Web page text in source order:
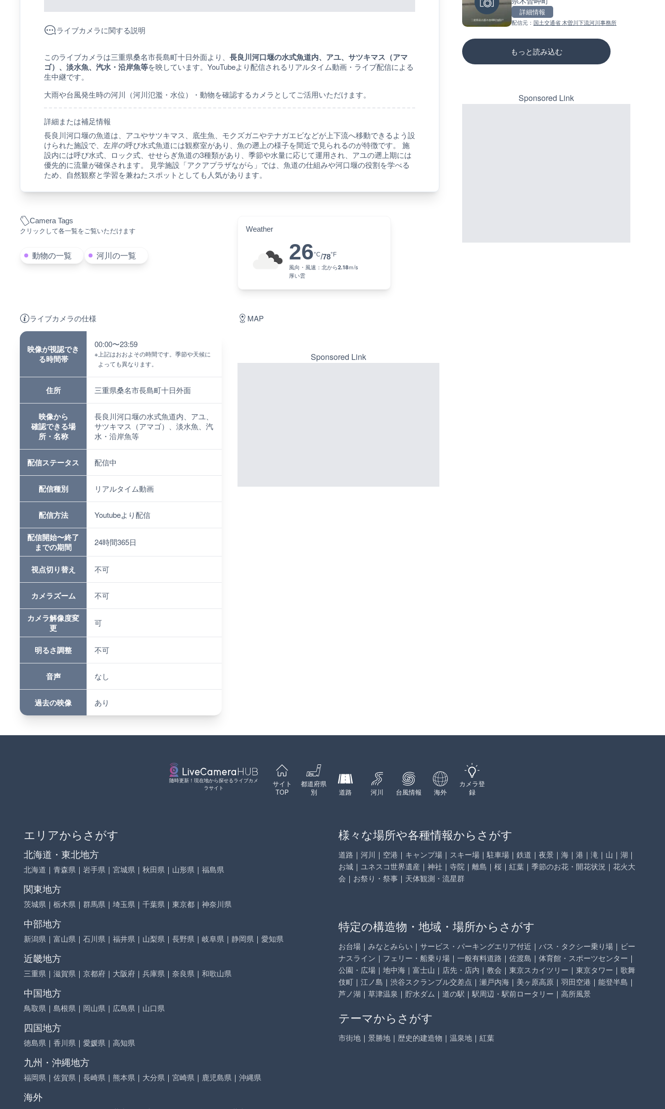
Camera Tags
クリックして各一覧をご覧いただけます
動物の一覧 河川の一覧
Weather
26°C/78°F
風向・風速： 北から2.18ｍ/s
厚い雲
ライブカメラに関する説明
このライブカメラは三重県桑名市長島町十日外面より、 長良川河口堰の水式魚道内、アユ、サツキマス（アマ
ゴ）、淡水魚、汽水・沿岸魚等を映しています。YouTubeより配信されるリアルタイム動画・ライブ配信による
生中継です。
大雨や台風発生時の河川（河川氾濫・水位）・動物を確認するカメラとしてご活用いただけます。
詳細または補足情報
長良川河口堰の魚道は、アユやサツキマス、底生魚、モクズガニやテナガエビなどが上下流へ移動できるよう設
けられた施設で、左岸の呼び水式魚道には観察室があり、魚の遡上の様子を間近で見られるのが特徴です。 施
設内には呼び水式、ロック式、せせらぎ魚道の3種類があり、季節や水量に応じて運用され、アユの遡上期には
優先的に流量が確保されます。 見学施設「アクアプラザながら」では、魚道の仕組みや河口堰の役割を学べる
ため、自然観察と学習を兼ねたスポットとしても人気があります。
ライブカメラの仕様
映像が視認でき
る時間帯
00:00〜23:59
※ 上記はおおよその時間です。季節や天候に
よっても異なります。
住所 三重県桑名市長島町十日外面
映像から
確認できる場
所・名称
長良川河口堰の水式魚道内、アユ、
サツキマス（アマゴ）、淡水魚、汽
水・沿岸魚等
配信ステータス 配信中
配信種別 リアルタイム動画
配信方法 Youtubeより配信
配信開始〜終了
までの期間
24時間365日
視点切り替え 不可
カメラズーム 不可
カメラ解像度変
更
可
明るさ調整 不可
音声 なし
過去の映像 あり
MAP
Sponsored Link
詳細情報
配信元： 国土交通省 木曽川下流河川事務所
もっと読み込む
配信元：国土交通省 北上川下流河川事務
配信元：国土交通省 三次河川国道事務所
Sponsored Link
随時更新！現在地から探せるライブカメ
ラサイト
サイト
TOP
都道府県
別
道路 河川 台風情報 海外
カメラ登
録
エリアからさがす
北海道・東北地方
北海道 ｜ 青森県 ｜ 岩手県 ｜ 宮城県 ｜ 秋田県 ｜ 山形県 ｜ 福島県
関東地方
茨城県 ｜ 栃木県 ｜ 群馬県 ｜ 埼玉県 ｜ 千葉県 ｜ 東京都 ｜ 神奈川県
中部地方
新潟県 ｜ 富山県 ｜ 石川県 ｜ 福井県 ｜ 山梨県 ｜ 長野県 ｜ 岐阜県 ｜ 静岡県 ｜ 愛知県
近畿地方
三重県 ｜ 滋賀県 ｜ 京都府 ｜ 大阪府 ｜ 兵庫県 ｜ 奈良県 ｜ 和歌山県
中国地方
鳥取県 ｜ 島根県 ｜ 岡山県 ｜ 広島県 ｜ 山口県
四国地方
徳島県 ｜ 香川県 ｜ 愛媛県 ｜ 高知県
九州・沖縄地方
福岡県 ｜ 佐賀県 ｜ 長崎県 ｜ 熊本県 ｜ 大分県 ｜ 宮崎県 ｜ 鹿児島県 ｜ 沖縄県
海外
様々な場所や各種情報からさがす
道路 ｜ 河川 ｜ 空港 ｜ キャンプ場 ｜ スキー場 ｜ 駐車場 ｜ 鉄道 ｜ 夜景 ｜ 海 ｜ 港 ｜ 滝 ｜ 山 ｜ 湖 ｜
お城 ｜ ユネスコ世界遺産 ｜ 神社 ｜ 寺院 ｜ 離島 ｜ 桜 ｜ 紅葉 ｜ 季節のお花・開花状況 ｜ 花火大
会 ｜ お祭り・祭事 ｜ 天体観測・流星群
特定の構造物・地域・場所からさがす
お台場 ｜ みなとみらい ｜ サービス・パーキングエリア付近 ｜ バス・タクシー乗り場 ｜ ビー
ナスライン ｜ フェリー・船乗り場 ｜ 一般有料道路 ｜ 佐渡島 ｜ 体育館・スポーツセンター ｜
公園・広場 ｜ 地中海 ｜ 富士山 ｜ 店先・店内 ｜ 教会 ｜ 東京スカイツリー ｜ 東京タワー ｜ 歌舞
伎町 ｜ 江ノ島 ｜ 渋谷スクランブル交差点 ｜ 瀬戸内海 ｜ 美ヶ原高原 ｜ 羽田空港 ｜ 能登半島 ｜
芦ノ湖 ｜ 草津温泉 ｜ 貯水ダム ｜ 道の駅 ｜ 駅周辺・駅前ロータリー ｜ 高所風景
テーマからさがす
市街地 ｜ 景勝地 ｜ 歴史的建造物 ｜ 温泉地 ｜ 紅葉